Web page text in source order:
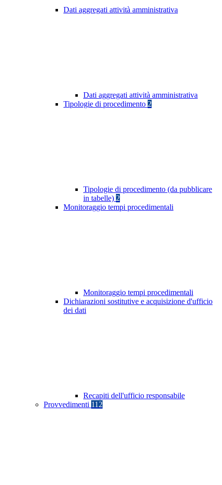
Dati aggregati attività amministrativa
Dati aggregati attività amministrativa
Tipologie di procedimento 2
Tipologie di procedimento (da pubblicare
in tabelle) 2
Monitoraggio tempi procedimentali
Monitoraggio tempi procedimentali
Dichiarazioni sostitutive e acquisizione d'ufficio
dei dati
Recapiti dell'ufficio responsabile
Provvedimenti 112